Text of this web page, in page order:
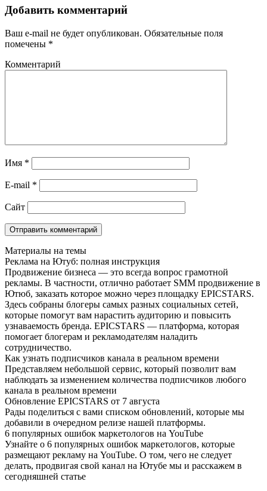
Добавить комментарий
Ваш e-mail не будет опубликован. Обязательные поля
помечены *
Комментарий
Имя *
E-mail *
Сайт
Материалы на темы
Реклама на Ютуб: полная инструкция
Продвижение бизнеса — это всегда вопрос грамотной
рекламы. В частности, отлично работает SMM продвижение в
Ютюб, заказать которое можно через площадку EPICSTARS.
Здесь собраны блогеры самых разных социальных сетей,
которые помогут вам нарастить аудиторию и повысить
узнаваемость бренда. EPICSTARS — платформа, которая
помогает блогерам и рекламодателям наладить
сотрудничество.
Как узнать подписчиков канала в реальном времени
Представляем небольшой сервис, который позволит вам
наблюдать за изменением количества подписчиков любого
канала в реальном времени
Обновление EPICSTARS от 7 августа
Рады поделиться с вами списком обновлений, которые мы
добавили в очередном релизе нашей платформы.
6 популярных ошибок маркетологов на YouTube
Узнайте о 6 популярных ошибок маркетологов, которые
размещают рекламу на YouTube. О том, чего не следует
делать, продвигая свой канал на Ютубе мы и расскажем в
сегодняшней статье